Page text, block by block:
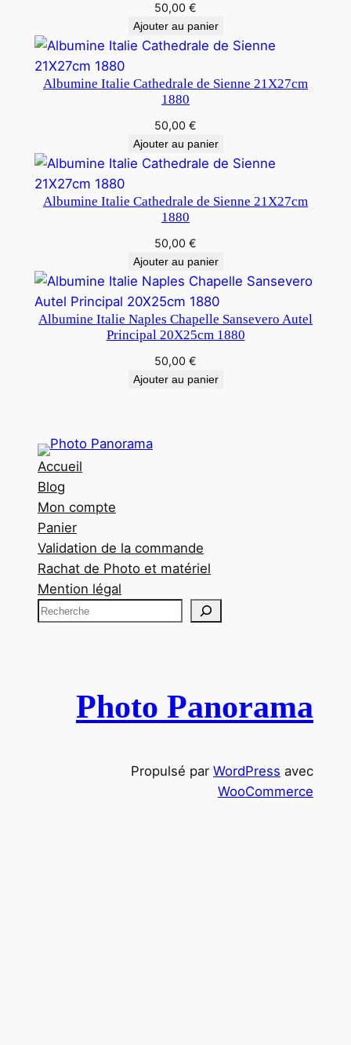
50,00 €
Ajouter au panier
Albumine Italie Cathedrale de Sienne 21X27cm
1880
50,00 €
Ajouter au panier
Albumine Italie Cathedrale de Sienne 21X27cm
1880
50,00 €
Ajouter au panier
Albumine Italie Naples Chapelle Sansevero Autel
Principal 20X25cm 1880
50,00 €
Ajouter au panier
Accueil
Blog
Mon compte
Panier
Validation de la commande
Rachat de Photo et matériel
Mention légal
R
Photo Panorama
Propulsé par WordPress avec
WooCommerce